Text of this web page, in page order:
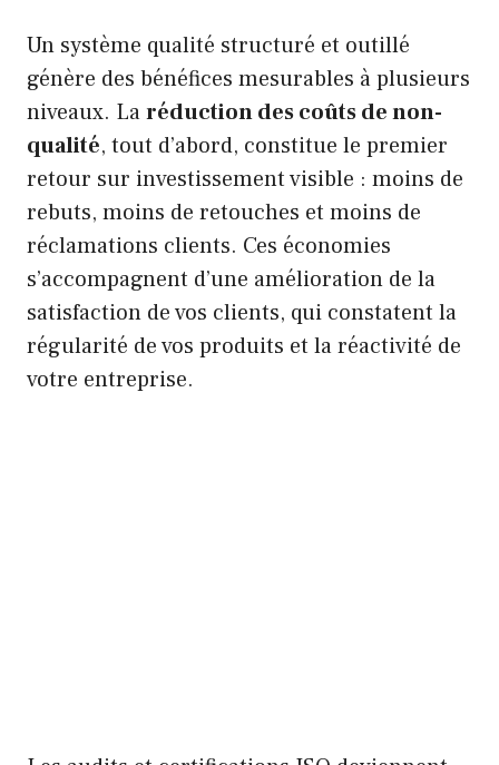
Un système qualité structuré et outillé
génère des bénéfices mesurables à plusieurs
niveaux. Laréduction des coûts de non-
qualité, tout d’abord, constitue le premier
retour sur investissement visible : moins de
rebuts, moins de retouches et moins de
réclamations clients. Ces économies
s’accompagnent d’une amélioration de la
satisfaction de vos clients, qui constatent la
régularité de vos produits et la réactivité de
votre entreprise.